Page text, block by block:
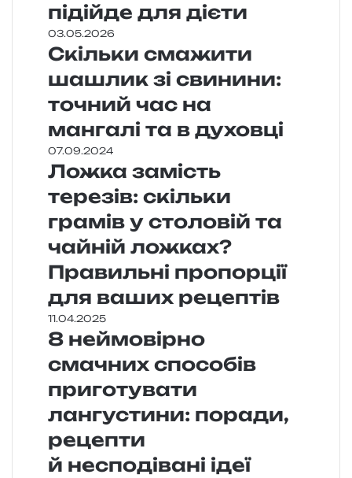
підійде для дієти
03.05.2026
Скільки смажити
шашлик зі свинини:
точний час на
мангалі та в духовці
07.09.2024
Ложка замість
терезів: скільки
грамів у столовій та
чайній ложках?
Правильні пропорції
для ваших рецептів
11.04.2025
8 неймовірно
смачних способів
приготувати
лангустини: поради,
рецепти
й несподівані ідеї